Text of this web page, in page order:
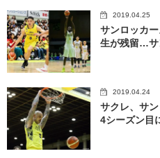
2019.04.25
サンロッカ
生が残留…サ
2019.04.24
サクレ、サ
4シーズン目